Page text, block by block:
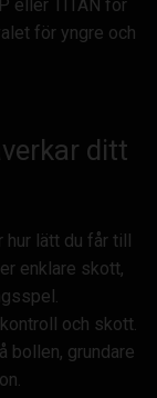
eller TITAN för
för yngre och
ditt
hur lätt du får till
enklare skott,
och skott.
bollen, grundare